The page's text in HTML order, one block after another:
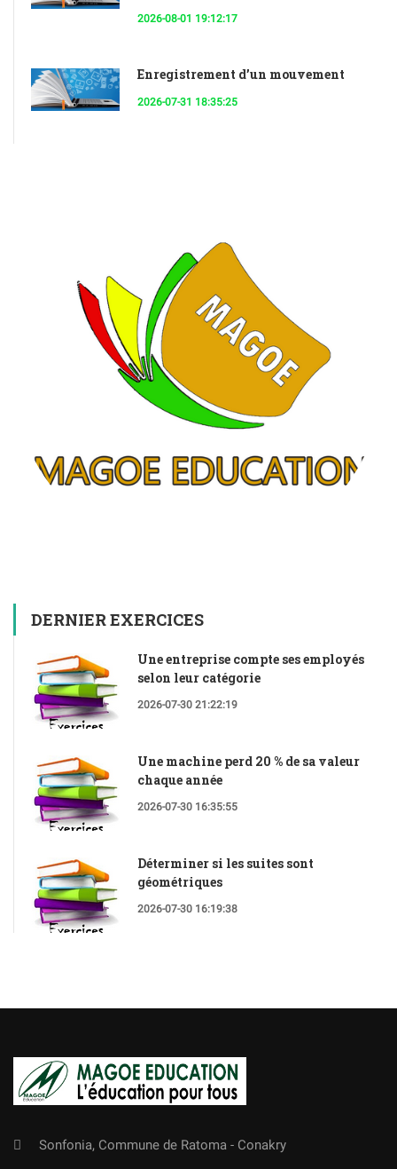
2026-08-01 19:12:17
Enregistrement d’un mouvement
2026-07-31 18:35:25
DERNIER EXERCICES
Une entreprise compte ses employés
selon leur catégorie
2026-07-30 21:22:19
Une machine perd 20 % de sa valeur
chaque année
2026-07-30 16:35:55
Déterminer si les suites sont
géométriques
2026-07-30 16:19:38
Sonfonia, Commune de Ratoma - Conakry